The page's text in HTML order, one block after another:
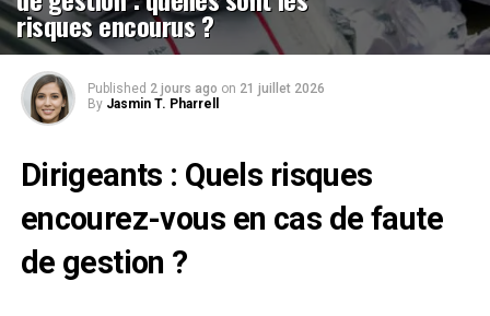
risques encourus ?
Published 2 jours ago on 21 juillet 2026
By Jasmin T. Pharrell
Dirigeants : Quels risques
encourez-vous en cas de faute
de gestion ?